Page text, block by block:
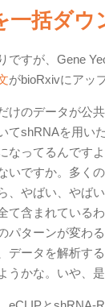
一括ダウ
ですが、Gene
がbioRxivにアッ
けのデータが公
てshRNAを用い
なってるんです
いですか。多く
、やばい、やば
て含まれている
パターンが変わ
データを解析す
うかな。いや、